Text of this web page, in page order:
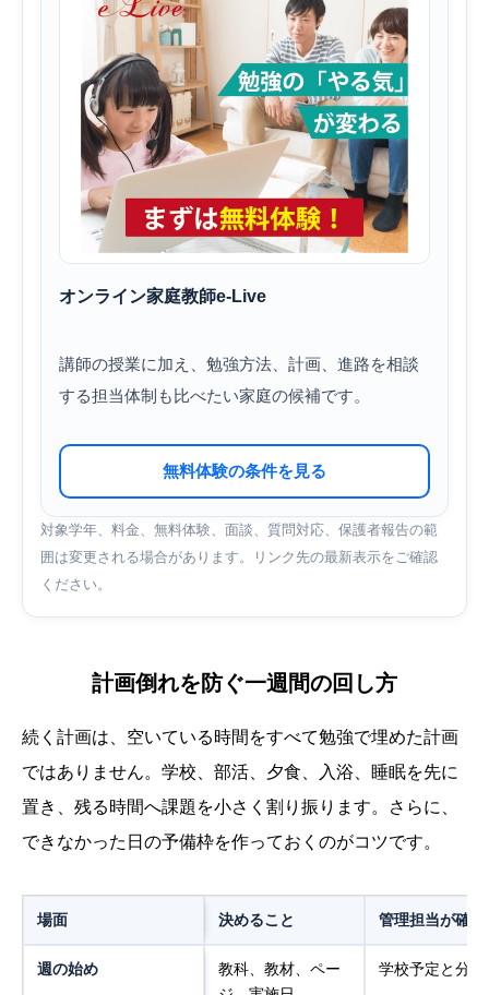
オンライン家庭教師e-Live
講師の授業に加え、勉強方法、計画、進路を相談
する担当体制も比べたい家庭の候補です。
無料体験の条件を見る
対象学年、料金、無料体験、面談、質問対応、保護者報告の範
囲は変更される場合があります。リンク先の最新表示をご確認
ください。
計画倒れを防ぐ一週間の回し方
続く計画は、空いている時間をすべて勉強で埋めた計画
ではありません。学校、部活、夕食、入浴、睡眠を先に
置き、残る時間へ課題を小さく割り振ります。さらに、
できなかった日の予備枠を作っておくのがコツです。
場面 決めること 管理担当が確
週の始め
教科、教材、ペー
学校予定と分